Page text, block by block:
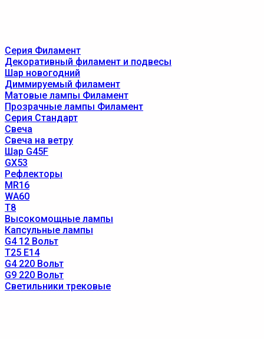
Серия Филамент
Декоративный филамент и подвесы
Шар новогодний
Диммируемый филамент
Матовые лампы Филамент
Прозрачные лампы Филамент
Серия Стандарт
Свеча
Свеча на ветру
Шар G45F
GX53
Рефлекторы
MR16
WA60
T8
Высокомощные лампы
Капсульные лампы
G4 12 Вольт
T25 E14
G4 220 Вольт
G9 220 Вольт
Светильники трековые